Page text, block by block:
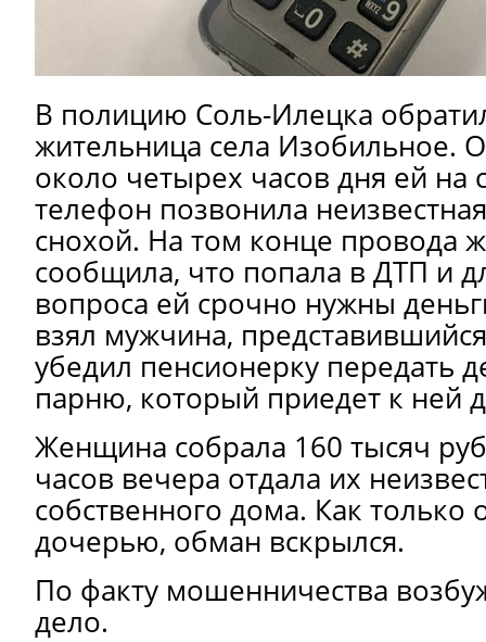
В полицию Соль-Илецка
жительница села Изобильное.
около четырех часов дня ей на
телефон позвонила
снохой. На том конце провода
сообщила, что попала в ДТП и
вопроса ей срочно нужны
взял мужчина,
убедил пенсионерку передать
парню, который приедет к ней
Женщина собрала 160 тысяч
часов вечера отдала их
собственного дома. Как только
дочерью, обман вскрылся.
По факту мошенничества
дело.